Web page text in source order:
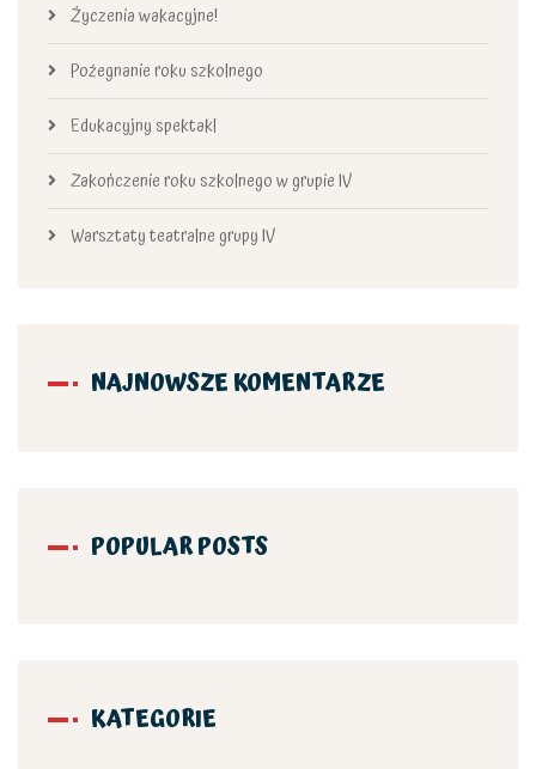
Życzenia wakacyjne!
Pożegnanie roku szkolnego
Edukacyjny spektakl
Zakończenie roku szkolnego w grupie IV
Warsztaty teatralne grupy IV
NAJNOWSZE KOMENTARZE
POPULAR POSTS
KATEGORIE